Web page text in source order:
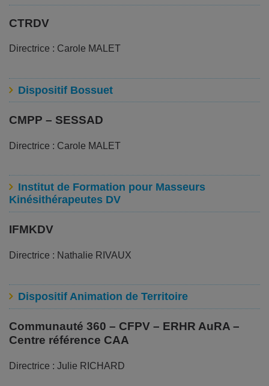
CTRDV
Directrice : Carole MALET
Dispositif Bossuet
CMPP – SESSAD
Directrice : Carole MALET
Institut de Formation pour Masseurs
Kinésithérapeutes DV
IFMKDV
Directrice : Nathalie RIVAUX
Dispositif Animation de Territoire
Communauté 360 – CFPV – ERHR AuRA –
Centre référence CAA
Directrice : Julie RICHARD